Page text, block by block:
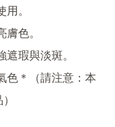
。
色。
瑕與淡斑。
色＊（請注意：本